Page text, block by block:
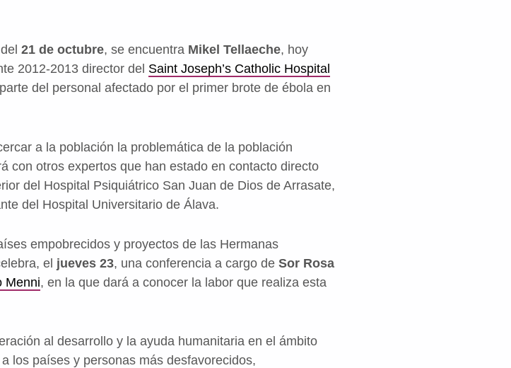
21 de octubre, se encuentra Mikel Tellaeche, hoy
2012-2013 director del Saint Joseph’s Catholic Hospital
del personal afectado por el primer brote de ébola en
a la población la problemática de la población
con otros expertos que han estado en contacto directo
del Hospital Psiquiátrico San Juan de Dios de Arrasate,
del Hospital Universitario de Álava.
empobrecidos y proyectos de las Hermanas
el jueves 23, una conferencia a cargo de Sor Rosa
Menni, en la que dará a conocer la labor que realiza esta
al desarrollo y la ayuda humanitaria en el ámbito
los países y personas más desfavorecidos,